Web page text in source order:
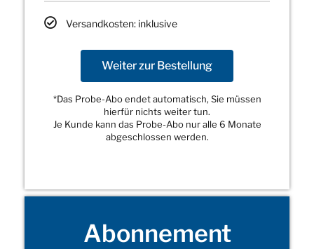
Versandkosten: inklusive
Weiter zur Bestellung
*Das Probe-Abo endet automatisch, Sie müssen
hierfür nichts weiter tun.
Je Kunde kann das Probe-Abo nur alle 6 Monate
abgeschlossen werden.
Abonnement